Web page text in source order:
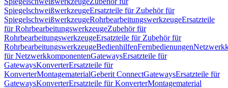
SpiegelschweißwerkzeugeErsatzteile für Zubehör für
SpiegelschweißwerkzeugeRohrbearbeitungswerkzeugeErsatzteile
für RohrbearbeitungswerkzeugeZubehör für
RohrbearbeitungswerkzeugeErsatzteile für Zubehör für
RohrbearbeitungswerkzeugeBedienhilfenFernbedienungen
für NetzwerkkomponentenGatewaysErsatzteile für
GatewaysKonverterErsatzteile für
KonverterMontagematerialGeberit ConnectGatewaysErsatzteile für
GatewaysKonverterErsatzteile für KonverterMontagematerial